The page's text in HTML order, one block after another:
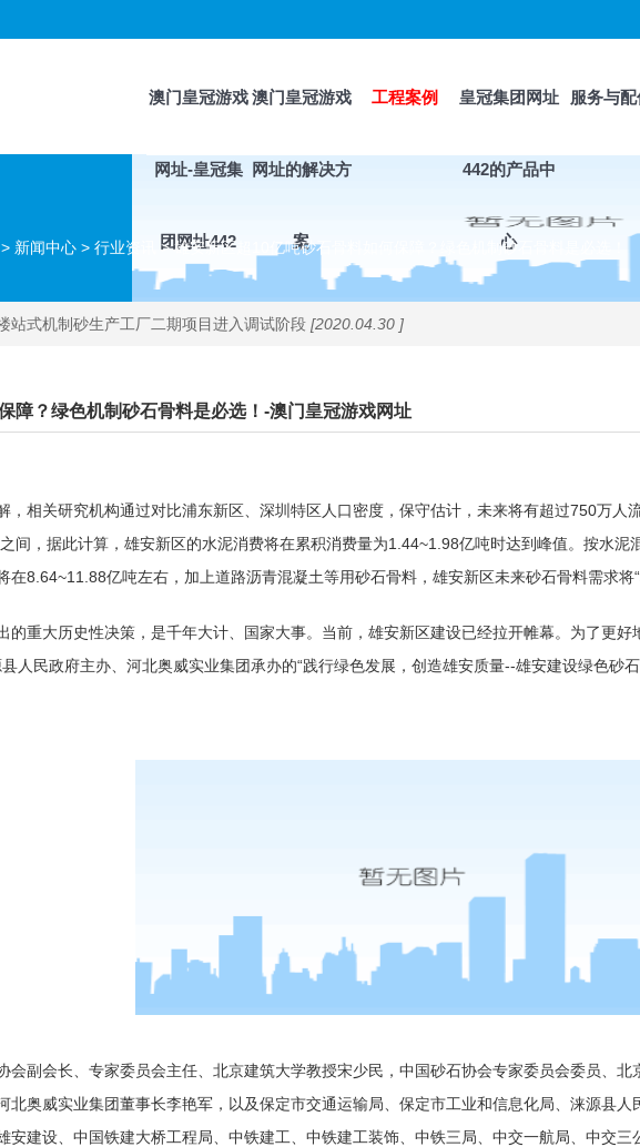
澳门皇冠游戏
网址-皇冠集
团网址442
澳门皇冠游戏
网址的解决方
案
工程案例 皇冠集团网址
442的产品中
心
服务与配
> 新闻中心 > 行业资讯 >雄安新区超10亿吨砂石骨料如何保障？绿色机制砂石骨料是必选！
站式机制砂生产工厂二期项目进入调试阶段 [2020.04.30 ]
障？绿色机制砂石骨料是必选！-澳门皇冠游戏网址
，相关研究机构通过对比浦东新区、深圳特区人口密度，保守估计，未来将有超过750万
间，据此计算，雄安新区的水泥消费将在累积消费量为1.44~1.98亿吨时达到峰值。按水
在8.64~11.88亿吨左右，加上道路沥青混凝土等用砂石骨料，雄安新区未来砂石骨料需求
的重大历史性决策，是千年大计、国家大事。当前，雄安新区建设已经拉开帷幕。为了更
人民政府主办、河北奥威实业集团承办的“践行绿色发展，创造雄安质量--雄安建设绿色砂
会副会长、专家委员会主任、北京建筑大学教授宋少民，中国砂石协会专家委员会委员、
北奥威实业集团董事长李艳军，以及保定市交通运输局、保定市工业和信息化局、涞源县
安建设、中国铁建大桥工程局、中铁建工、中铁建工装饰、中铁三局、中交一航局、中交